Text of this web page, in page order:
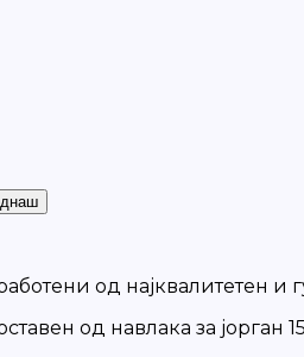
од најквалитетен
од навлака за јорган